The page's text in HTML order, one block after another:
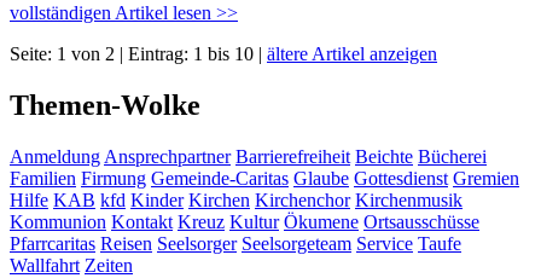
vollständigen Artikel lesen >>
Seite: 1 von 2 | Eintrag: 1 bis 10 | ältere Artikel anzeigen
Themen-Wolke
Anmeldung Ansprechpartner Barrierefreiheit Beichte Bücherei
Familien Firmung Gemeinde-Caritas Glaube Gottesdienst Gremien
Hilfe KAB kfd Kinder Kirchen Kirchenchor Kirchenmusik
Kommunion Kontakt Kreuz Kultur Ökumene Ortsausschüsse
Pfarrcaritas Reisen Seelsorger Seelsorgeteam Service Taufe
Wallfahrt Zeiten